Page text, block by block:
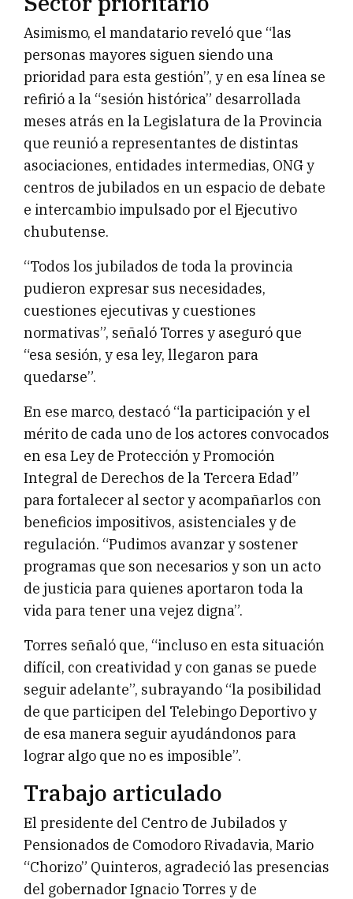
Asimismo, el mandatario reveló que “las
personas mayores siguen siendo una
prioridad para esta gestión”, y en esa línea se
refirió a la “sesión histórica” desarrollada
meses atrás en la Legislatura de la Provincia
que reunió a representantes de distintas
asociaciones, entidades intermedias, ONG y
centros de jubilados en un espacio de debate
e intercambio impulsado por el Ejecutivo
chubutense.
“Todos los jubilados de toda la provincia
pudieron expresar sus necesidades,
cuestiones ejecutivas y cuestiones
normativas”, señaló Torres y aseguró que
“esa sesión, y esa ley, llegaron para
quedarse”.
En ese marco, destacó “la participación y el
mérito de cada uno de los actores convocados
en esa Ley de Protección y Promoción
Integral de Derechos de la Tercera Edad”
para fortalecer al sector y acompañarlos con
beneficios impositivos, asistenciales y de
regulación. “Pudimos avanzar y sostener
programas que son necesarios y son un acto
de justicia para quienes aportaron toda la
vida para tener una vejez digna”.
Torres señaló que, “incluso en esta situación
difícil, con creatividad y con ganas se puede
seguir adelante”, subrayando “la posibilidad
de que participen del Telebingo Deportivo y
de esa manera seguir ayudándonos para
lograr algo que no es imposible”.
Trabajo articulado
El presidente del Centro de Jubilados y
Pensionados de Comodoro Rivadavia, Mario
“Chorizo” Quinteros, agradeció las presencias
del gobernador Ignacio Torres y de